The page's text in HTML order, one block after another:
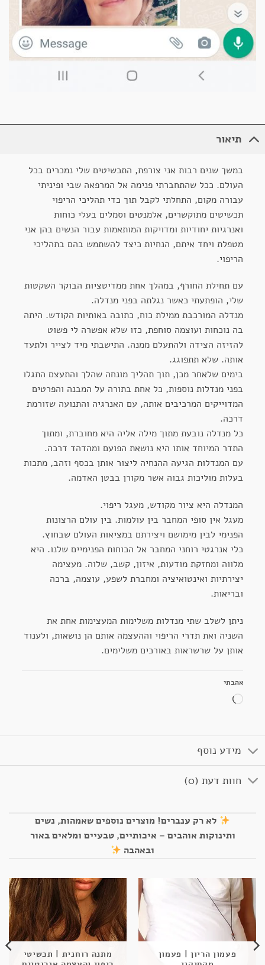
תיאור
במשך שנים רבות אני צורפת, התכשיטים שלי נמכרים בכל
העולם. ככל שהתחברתי פנימה אל המרפאה שבי ופיניתי
עבורה מקום, התחלתי לקבל תוך כדי תהליכי הריפוי
תכשיטים מתוקשרים, אלמנטים וסמלים בעלי כוחות
ואנרגיות יחודיות ומדויקות המותאמות עבור הנשים בהן אני
מטפלת ויחד איתם, הנחיות כיצד להשתמש בהם בתהליכי
הריפוי.
עם תחילת החורף, במהלך אחת ממדיטציות הבוקר השקטות
שלי, הופתעתי כאשר נגלתה בפני מנדלה.
מנדלה המורכבת ממילת כוח, כתובה באותיות הקודש. היתה
בה נוכחות ועוצמה סוחפת, כזו שלא אפשרה לי פשוט
להזיזה הצידה ולהתעלם ממנה. התישבתי מיד לצייר ולתעד
אותה. שלא תתפוגג.
בימים שלאחר מכן, תוך תהליך מונחה שהלך והתעצם התגלו
בפני מנדלות נוספות, כל אחת בתורה על המבנה והפרטים
המדוייקים המרכיבים אותה, עם האנרגיה והתנועה שזורמת
דרכה.
כל מנדלה נובעת מתוך מילה אליה היא מחוברת, ומתוך
התדר המיוחד אותו היא נושאת הפועם ומהדהד דרכה.
עם המנדלות הגיעה ההנחיה ליצור אותן בכסף וזהב, מתכות
בעלות מוליכות גבוה אשר מקורן בבטן האדמה.
המנדלה היא ציור מקודש, מעגל ריפוי.
מעגל אין סופי המחבר בין עולמות. בין עולם הרצונות
הפנימי לבין מימושם ויצירתם במציאות העולם שבחוץ.
כלי אנרגטי רוחני המחבר אל הכוחות הפנימיים שלנו. היא
מלווה ומחזקת מודעות, איזון, קשב, שלוה. מעצימה
יצירתיות ואינטואיציה ומחברת לשפע, עוצמה, ברכה
ובריאות.
ניתן לשלב שתי מנדלות משלימות המעצימות אחת את
השניה ואת תדרי הריפוי וההעצמה אותם הן נושאות, ולענוד
אותן על שרשראות באורכים משלימים.
אהבתי
טוען...
מידע נוסף
חוות דעת (0)
לא רק ענברים! מוצרים נוספים שאמהות, נשים
ותינוקות אוהבים – איכותיים, טבעיים ומלאים באור
ובאהבה
פעמון הריון | פעמון
מתנה רוחנית | תכשיטי